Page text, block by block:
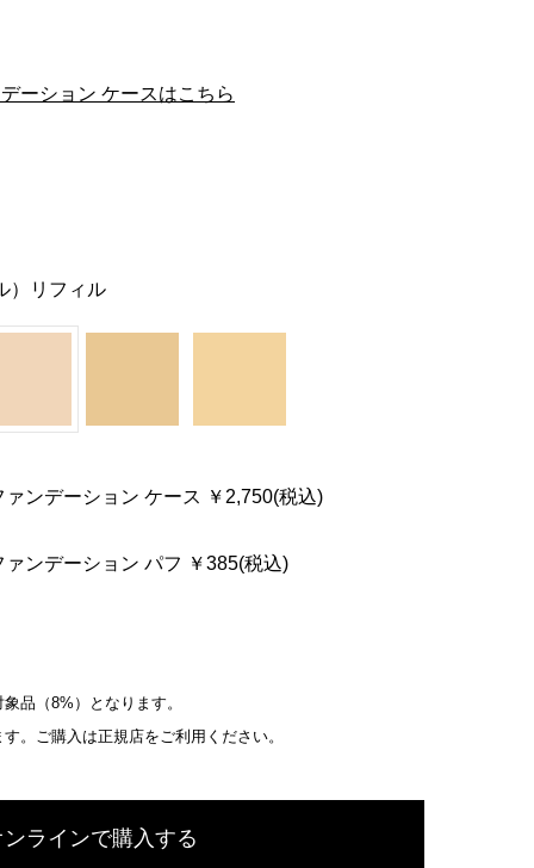
ーション ケースはこちら
）リフィル
ンデーション ケース ￥2,750(税込)
ンデーション パフ ￥385(税込)
品（8%）となります。
。ご購入は正規店をご利用ください。
ンラインで購入する